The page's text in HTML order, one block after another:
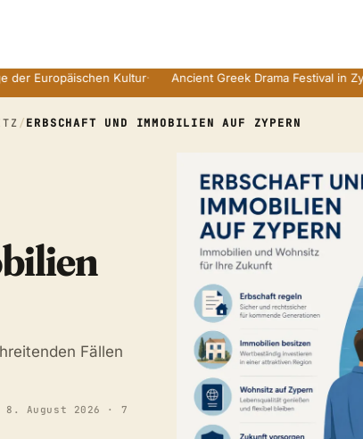
Kultur· Ancient Greek Drama Festival in Zyperns
/ERBSCHAFT UND IMMOBILIEN AUF ZYPERN
Fällen
8. August 2026
· 7